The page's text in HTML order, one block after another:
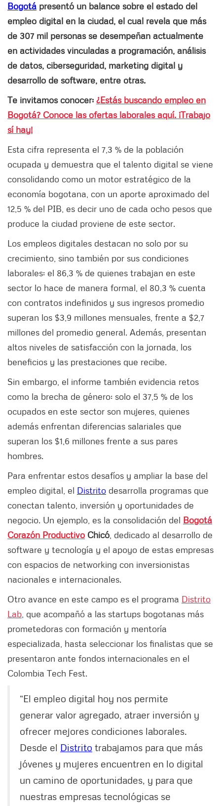
Bogotá presentó un balance sobre el estado del
empleo digital en la ciudad, el cual revela que más
de 307 mil personas se desempeñan actualmente
en actividades vinculadas a programación, análisis
de datos, ciberseguridad, marketing digital y
desarrollo de software, entre otras.
Te invitamos conocer: ¿Estás buscando empleo en
Bogotá? Conoce las ofertas laborales aquí. ¡Trabajo
sí hay!
Esta cifra representa el 7,3 % de la población
ocupada y demuestra que el talento digital se viene
consolidando como un motor estratégico de la
economía bogotana, con un aporte aproximado del
12,5 % del PIB, es decir uno de cada ocho pesos que
produce la ciudad proviene de este sector.
Los empleos digitales destacan no solo por su
crecimiento, sino también por sus condiciones
laborales: el 86,3 % de quienes trabajan en este
sector lo hace de manera formal, el 80,3 % cuenta
con contratos indefinidos y sus ingresos promedio
superan los $3,9 millones mensuales, frente a $2,7
millones del promedio general. Además, presentan
altos niveles de satisfacción con la jornada, los
beneficios y las prestaciones que recibe.
Sin embargo, el informe también evidencia retos
como la brecha de género: solo el 37,5 % de los
ocupados en este sector son mujeres, quienes
además enfrentan diferencias salariales que
superan los $1,6 millones frente a sus pares
hombres.
Para enfrentar estos desafíos y ampliar la base del
empleo digital, el Distrito desarrolla programas que
conectan talento, inversión y oportunidades de
negocio. Un ejemplo, es la consolidación del Bogotá
Corazón Productivo Chicó , dedicado al desarrollo de
software y tecnología y el apoyo de estas empresas
con espacios de networking con inversionistas
nacionales e internacionales.
Otro avance en este campo es el programa Distrito
Lab , que acompañó a las startups bogotanas más
prometedoras con formación y mentoría
especializada, hasta seleccionar los finalistas que se
presentaron ante fondos internacionales en el
Colombia Tech Fest.
“El empleo digital hoy nos permite
generar valor agregado, atraer inversión y
ofrecer mejores condiciones laborales.
Desde el Distrito trabajamos para que más
jóvenes y mujeres encuentren en lo digital
un camino de oportunidades, y para que
nuestras empresas tecnológicas se